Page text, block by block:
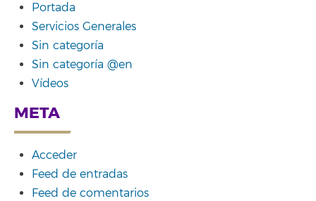
Portada
Servicios Generales
Sin categoría
Sin categoría @en
Vídeos
META
Acceder
Feed de entradas
Feed de comentarios